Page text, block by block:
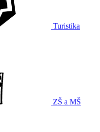
Turistika
ZŠ a MŠ